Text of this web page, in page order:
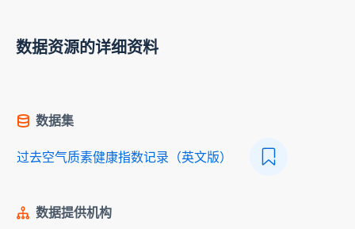
数据资源的详细资料
数据集
过去空气质素健康指数记录（英文版）
数据提供机构